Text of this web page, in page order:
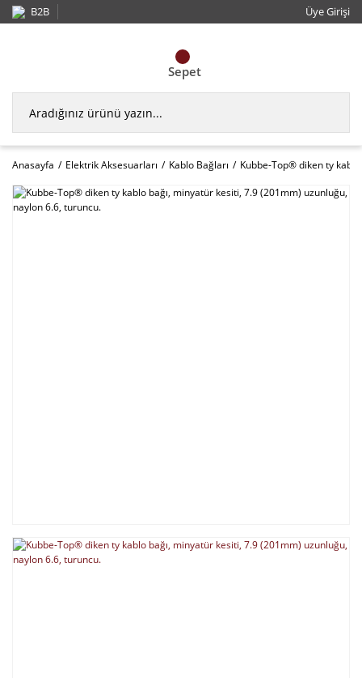
B2B Üye Girişi
Sepet
Anasayfa Elektrik Aksesuarları Kablo Bağları Kubbe-Top® diken ty